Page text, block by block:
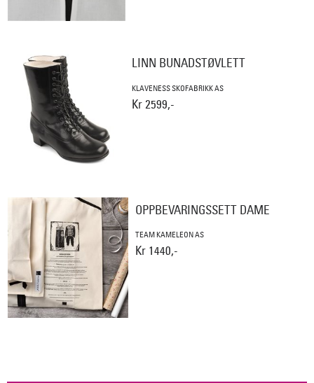
LINN BUNADSTØVLETT
KLAVENESS SKOFABRIKK AS
Kr 2599,-
OPPBEVARINGSSETT DAME
TEAM KAMELEON AS
Kr 1440,-